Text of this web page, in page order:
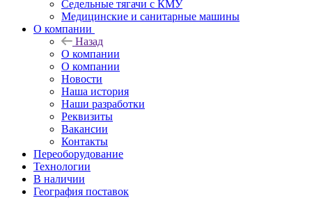
Седельные тягачи с КМУ
Медицинские и санитарные машины
О компании
Назад
О компании
О компании
Новости
Наша история
Наши разработки
Реквизиты
Вакансии
Контакты
Переоборудование
Технологии
В наличии
География поставок